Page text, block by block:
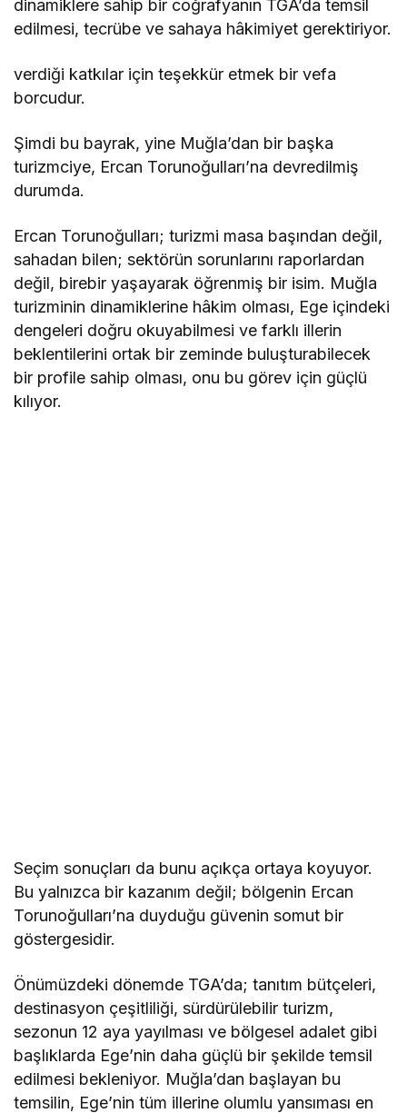
dinamiklere sahip bir coğrafyanın TGA’da temsil
edilmesi, tecrübe ve sahaya hâkimiyet gerektiriyor.
verdiği katkılar için teşekkür etmek bir vefa
borcudur.
Şimdi bu bayrak, yine Muğla’dan bir başka
turizmciye, Ercan Torunoğulları’na devredilmiş
durumda.
Ercan Torunoğulları; turizmi masa başından değil,
sahadan bilen; sektörün sorunlarını raporlardan
değil, birebir yaşayarak öğrenmiş bir isim. Muğla
turizminin dinamiklerine hâkim olması, Ege içindeki
dengeleri doğru okuyabilmesi ve farklı illerin
beklentilerini ortak bir zeminde buluşturabilecek
bir profile sahip olması, onu bu görev için güçlü
kılıyor.
Seçim sonuçları da bunu açıkça ortaya koyuyor.
Bu yalnızca bir kazanım değil; bölgenin Ercan
Torunoğulları’na duyduğu güvenin somut bir
göstergesidir.
Önümüzdeki dönemde TGA’da; tanıtım bütçeleri,
destinasyon çeşitliliği, sürdürülebilir turizm,
sezonun 12 aya yayılması ve bölgesel adalet gibi
başlıklarda Ege’nin daha güçlü bir şekilde temsil
edilmesi bekleniyor. Muğla’dan başlayan bu
temsilin, Ege’nin tüm illerine olumlu yansıması en